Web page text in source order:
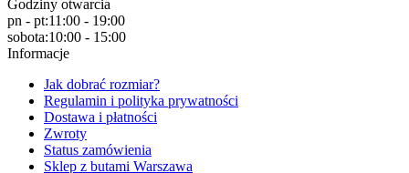
Godziny otwarcia
pn - pt:11:00 - 19:00
sobota:10:00 - 15:00
Informacje
Jak dobrać rozmiar?
Regulamin i polityka prywatności
Dostawa i płatności
Zwroty
Status zamówienia
Sklep z butami Warszawa